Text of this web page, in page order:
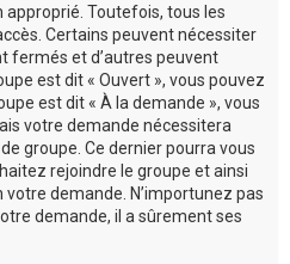
Toutefois, tous les
Certains peuvent nécessiter
fermés et d’autres peuvent
est dit « Ouvert », vous pouvez
est dit « À la demande », vous
votre demande nécessitera
groupe. Ce dernier pourra vous
rejoindre le groupe et ainsi
votre demande. N’importunez pas
demande, il a sûrement ses